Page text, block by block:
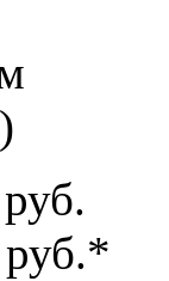
руб.*